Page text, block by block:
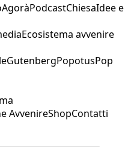
AgoràPodcastChiesaIdee e
Ecosistema avvenire
GutenbergPopotusPop
AvvenireShopContatti